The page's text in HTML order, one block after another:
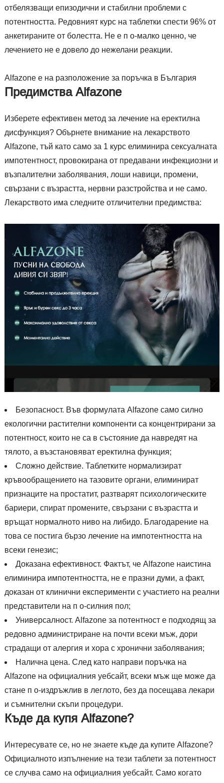
отбелязващи епизодични и стабилни проблеми с
потентността. Редовният курс на таблетки спести 96% от
анкетираните от болестта. Не е п о-малко ценно, че
лечението не е довело до нежелани реакции.
Alfazone е на разположение за поръчка в България
Предимства Alfazone
Изберете ефективен метод за лечение на еректилна
дисфункция? Обърнете внимание на лекарството
Alfazone, тъй като само за 1 курс елиминира сексуалната
импотентност, провокирана от предавани инфекциозни и
възпалителни заболявания, лоши навици, промени,
свързани с възрастта, нервни разстройства и не само.
Лекарството има следните отличителни предимства:
Безопасност. Във формулата Alfazone само силно
екологични растителни компоненти са концентрирани за
потентност, които не са в състояние да навредят на
тялото, а възстановяват еректилна функция;
Сложно действие. Таблетките нормализират
кръвообращението на тазовите органи, елиминират
признаците на простатит, разтварят психологическите
бариери, спират промените, свързани с възрастта и
връщат нормалното ниво на либидо. Благодарение на
това се постига бързо лечение на импотентността на
всеки генезис;
Доказана ефективност. Фактът, че Alfazone наистина
елиминира импотентността, не е празни думи, а факт,
доказан от клинични експерименти с участието на реални
представители на п о-силния пол;
Универсалност. Alfazone за потентност е подходящ за
редовно администриране на почти всеки мъж, дори
страдащи от алергия и хора с хронични заболявания;
Налична цена. След като направи поръчка на
Alfazone на официалния уебсайт, всеки мъж ще може да
стане п о-издръжлив в леглото, без да посещава лекари
и съмнителни скъпи процедури.
Къде да купя Alfazone?
Интересувате се, но не знаете къде да купите Alfazone?
Официалното изпълнение на тези таблети за потентност
се случва само на официалния уебсайт. Само когато